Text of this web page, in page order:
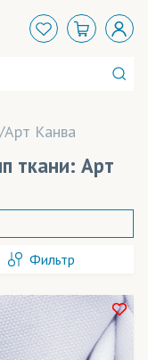
Арт Канва
ткани: Арт
Фильтр